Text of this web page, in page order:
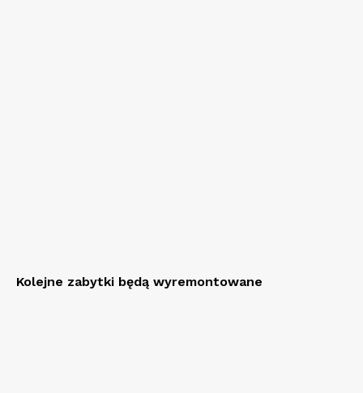
Kolejne zabytki będą wyremontowane